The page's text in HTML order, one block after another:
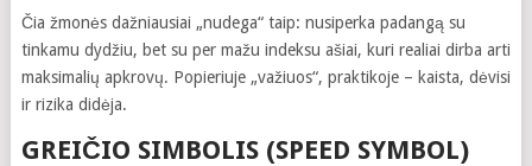
Čia žmonės dažniausiai „nudega“ taip: nusiperka padangą su
tinkamu dydžiu, bet su per mažu indeksu ašiai, kuri realiai dirba arti
maksimalių apkrovų. Popieriuje „važiuos“, praktikoje – kaista, dėvisi
ir rizika didėja.
GREIČIO SIMBOLIS (SPEED SYMBOL)